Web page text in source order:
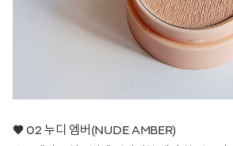
♥ 02 누디 엠버(NUDE AMBER)